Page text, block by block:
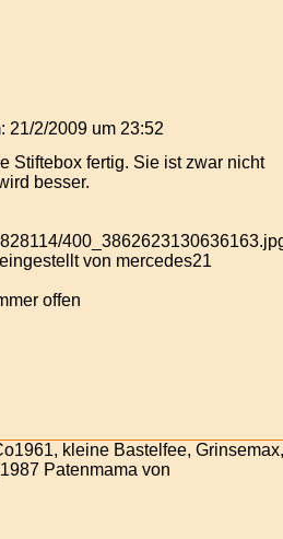
21/2/2009 um 23:52
Stiftebox fertig. Sie ist zwar nicht
besser.
von mercedes21
offen
kleine Bastelfee, Grinsemax,
Patenmama von